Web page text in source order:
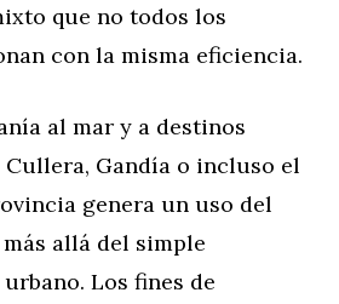
que no todos los
con la misma eficiencia.
al mar y a destinos
Gandía o incluso el
genera un uso del
allá del simple
Los fines de